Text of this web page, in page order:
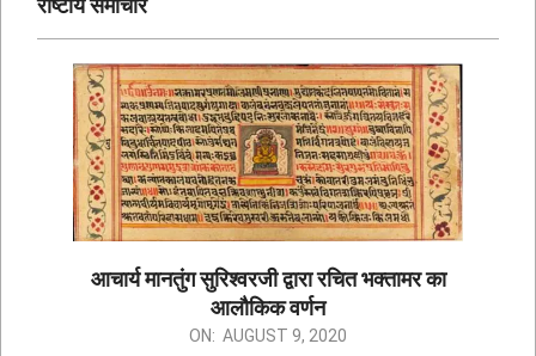
राष्टीय समाचार
आचार्य मानतुंग सुरिश्वरजी द्वारा रचित भक्तामर का
आलौकिक वर्णन
ON: AUGUST 9, 2020